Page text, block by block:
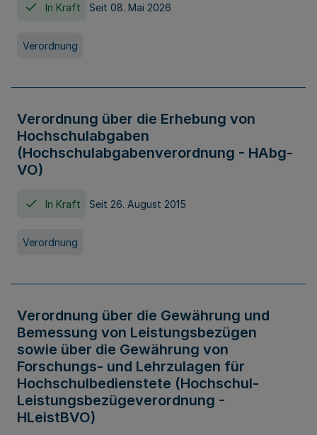
In Kraft Seit 08. Mai 2026
Verordnung
Verordnung über die Erhebung von
Hochschulabgaben
(Hochschulabgabenverordnung - HAbg-
VO)
In Kraft Seit 26. August 2015
Verordnung
Verordnung über die Gewährung und
Bemessung von Leistungsbezügen
sowie über die Gewährung von
Forschungs- und Lehrzulagen für
Hochschulbedienstete (Hochschul-
Leistungsbezügeverordnung -
HLeistBVO)